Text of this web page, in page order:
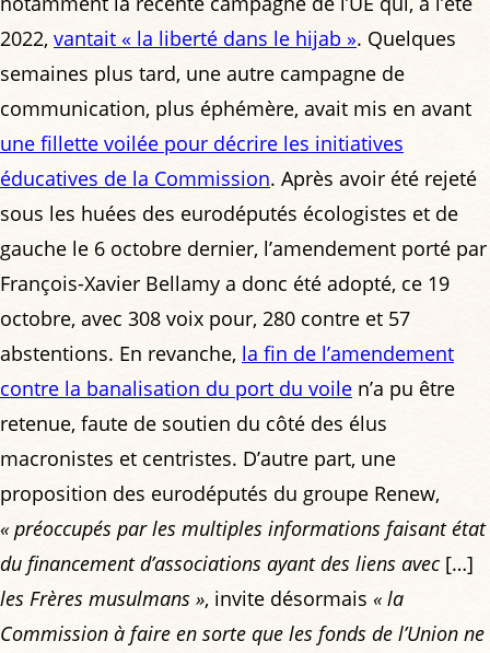
2022, vantait « la liberté dans le hijab ». Quelques
semaines plus tard, une autre campagne de
communication, plus éphémère, avait mis en avant
une fillette voilée pour décrire les initiatives
éducatives de la Commission. Après avoir été rejeté
sous les huées des eurodéputés écologistes et de
gauche le 6 octobre dernier, l’amendement porté par
François-Xavier Bellamy a donc été adopté, ce 19
octobre, avec 308 voix pour, 280 contre et 57
abstentions. En revanche, la fin de l’amendement
contre la banalisation du port du voile n’a pu être
retenue, faute de soutien du côté des élus
macronistes et centristes. D’autre part, une
proposition des eurodéputés du groupe Renew,
« préoccupés par les multiples informations faisant état
du financement d’associations ayant des liens avec[…]
les Frères musulmans », invite désormais « la
Commission à faire en sorte que les fonds de l’Union ne